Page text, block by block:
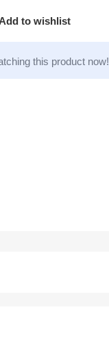
to wishlist
this product now!